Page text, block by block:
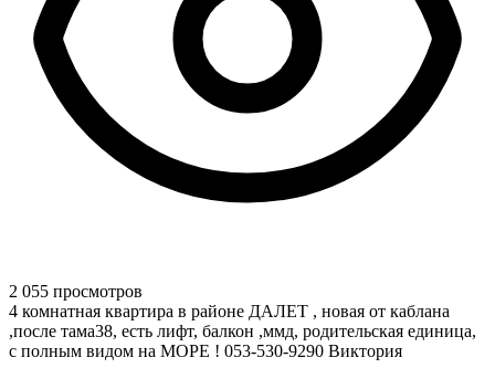
2 055 просмотров
4 комнатная квартира в районе ДАЛЕТ , новая от каблана
,после тама38, есть лифт, балкон ,ммд, родительская единица,
с полным видом на МОРЕ ! 053-530-9290 Виктория